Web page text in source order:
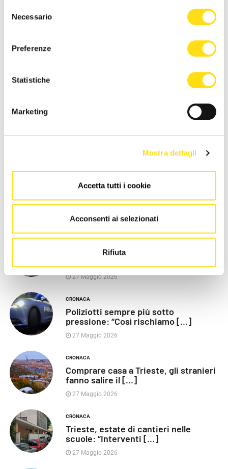
delNecessario
Preferenze
Statistiche
Marketing
Mostra dettagli
Accetta tutti i cookie
Acconsenti ai selezionati
Rifiuta
appuntamento della
Rossetti di Trieste il 20
maggio con nuovo [...]
LE PIÙ RECENTI
POLITICA
Razza (Lega): “Piazza Libertà va
27 Maggio 2026
CRONACA
Poliziotti sempre più sotto
pressione: “Così rischiamo [...]
27 Maggio 2026
CRONACA
Comprare casa a Trieste, gli stranieri
fanno salire il [...]
27 Maggio 2026
CRONACA
Trieste, estate di cantieri nelle
scuole: “Interventi [...]
27 Maggio 2026